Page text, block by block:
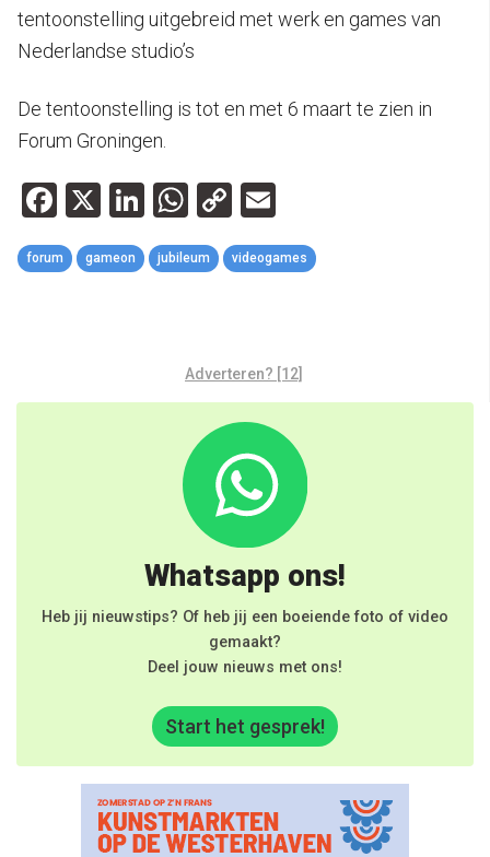
tentoonstelling uitgebreid met werk en games van
Nederlandse studio’s
De tentoonstelling is tot en met 6 maart te zien in
Forum Groningen.
Facebook
X LinkedIn
WhatsApp
Copy
Link
forum gameon jubileum videogames
Adverteren? [12]
Whatsapp ons!
Heb jij nieuwstips? Of heb jij een boeiende foto of video
gemaakt?
Deel jouw nieuws met ons!
Start het gesprek!